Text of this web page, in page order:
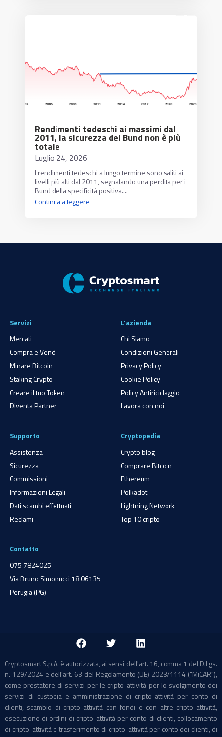
Rendimenti tedeschi ai massimi dal
2011, la sicurezza dei Bund non è più
totale
Luglio 24, 2026
I rendimenti tedeschi a lungo termine sono saliti ai
livelli più alti dal 2011, segnalando una perdita per i
Bund della specificità positiva....
Continua a leggere
Servizi
Mercati
Compra e Vendi
Minare Bitcoin
Staking Crypto
Creare il tuo Token
Diventa Partner
L’azienda
Chi Siamo
Condizioni Generali
Privacy Policy
Cookie Policy
Policy Antiriciclaggio
Lavora con noi
Supporto
Assistenza
Sicurezza
Commissioni
Informazioni Legali
Dati scambi effettuati
Reclami
Cryptopedia
Crypto blog
Comprare Bitcoin
Ethereum
Polkadot
Lightning Network
Top 10 cripto
Contatto
075 7824025
Via Bruno Simonucci 18 06135
Perugia (PG)
Cryptosmart S.p.A. è autorizzata, ai sensi dell'art. 16, comma 1 del D.Lgs.
n. 129/2024 e dell'art. 63 del Regolamento (UE) 2023/1114 ("MiCAR"),
come prestatore di servizi per le cripto-attività per lo svolgimento dei
servizi di custodia e amministrazione di cripto-attività per conto di
clienti, scambio di cripto-attività con fondi e con altre cripto-attività,
esecuzione di ordini di cripto-attività per conto di clienti, collocamento
di cripto-attività e trasferimento di cripto-attività per conto dei clienti, di